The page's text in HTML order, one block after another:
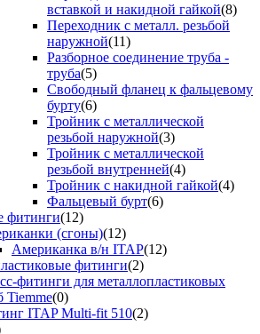
вставкой и накидной гайкой(8)
Переходник с металл. резьбой
наружной(11)
Разборное соединение труба -
труба(5)
Свободный фланец к фальцевому
бурту(6)
Тройник с металлической
резьбой наружной(3)
Тройник с металлической
резьбой внутренней(4)
Тройник с накидной гайкой(4)
Фальцевый бурт(6)
фитинги(12)
(сгоны)(12)
Американка в/н ITAP(12)
фитинги(2)
фитинги для металлопластиковых
Tiemme(0)
ITAP Multi-fit 510(2)